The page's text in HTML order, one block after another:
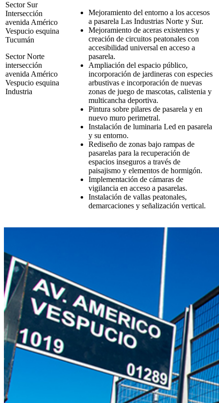
Sector Sur
Intersección
avenida Américo
Vespucio esquina
Tucumán
Sector Norte
intersección
avenida Américo
Vespucio esquina
Industria
Mejoramiento del entorno a los accesos
a pasarela Las Industrias Norte y Sur.
Mejoramiento de aceras existentes y
creación de circuitos peatonales con
accesibilidad universal en acceso a
pasarela.
Ampliación del espacio público,
incorporación de jardineras con especies
arbustivas e incorporación de nuevas
zonas de juego de mascotas, calistenia y
multicancha deportiva.
Pintura sobre pilares de pasarela y en
nuevo muro perimetral.
Instalación de luminaria Led en pasarela
y su entorno.
Rediseño de zonas bajo rampas de
pasarelas para la recuperación de
espacios inseguros a través de
paisajismo y elementos de hormigón.
Implementación de cámaras de
vigilancia en acceso a pasarelas.
Instalación de vallas peatonales,
demarcaciones y señalización vertical.